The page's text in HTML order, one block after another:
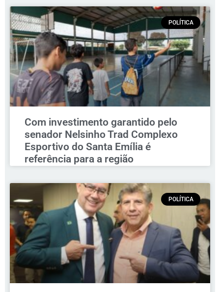
POLÍTICA
Com investimento garantido pelo
senador Nelsinho Trad Complexo
Esportivo do Santa Emília é
referência para a região
POLÍTICA